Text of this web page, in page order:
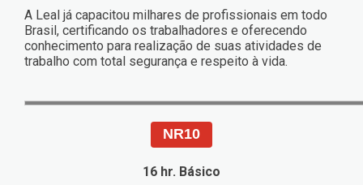
A Leal já capacitou milhares de profissionais em todo
Brasil, certificando os trabalhadores e oferecendo
conhecimento para realização de suas atividades de
trabalho com total segurança e respeito à vida.
NR10
16 hr. Básico